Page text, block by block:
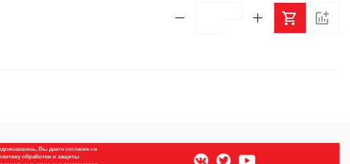
Вы даете согласие на
обработки и защиты